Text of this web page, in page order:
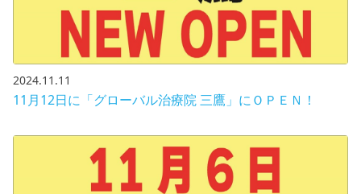
2024.11.11
11月12日に「グローバル治療院 三鷹」にＯＰＥＮ！